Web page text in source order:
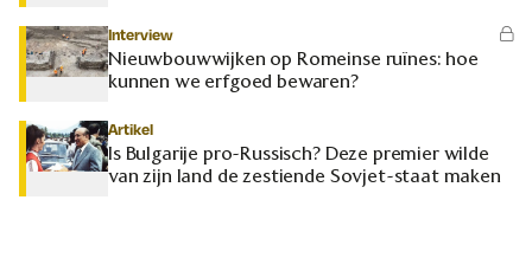
Interview
Nieuwbouwwijken op Romeinse ruïnes: hoe
kunnen we erfgoed bewaren?
Artikel
Is Bulgarije pro-Russisch? Deze premier wilde
van zijn land de zestiende Sovjet-staat maken